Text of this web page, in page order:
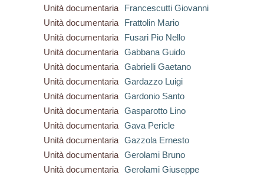
Unità documentaria
Francescutti Giovanni
Unità documentaria
Frattolin Mario
Unità documentaria
Fusari Pio Nello
Unità documentaria
Gabbana Guido
Unità documentaria
Gabrielli Gaetano
Unità documentaria
Gardazzo Luigi
Unità documentaria
Gardonio Santo
Unità documentaria
Gasparotto Lino
Unità documentaria
Gava Pericle
Unità documentaria
Gazzola Ernesto
Unità documentaria
Gerolami Bruno
Unità documentaria
Gerolami Giuseppe